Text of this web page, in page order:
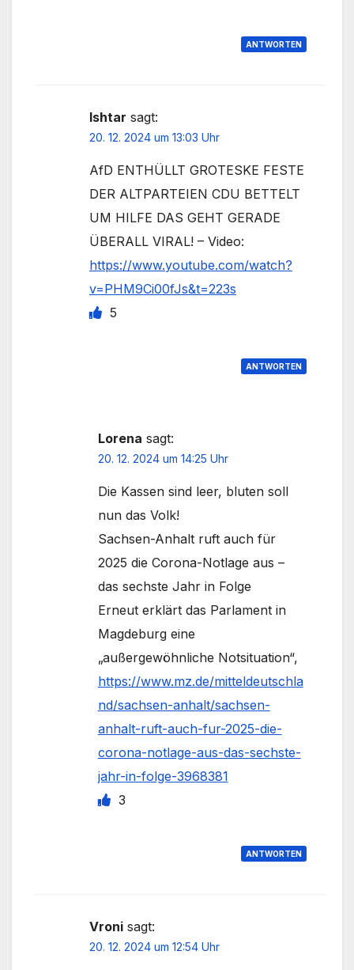
ANTWORTEN
Ishtar sagt:
20. 12. 2024 um 13:03 Uhr
AfD ENTHÜLLT GROTESKE FESTE
DER ALTPARTEIEN CDU BETTELT
UM HILFE DAS GEHT GERADE
ÜBERALL VIRAL! – Video:
https://www.youtube.com/watch?
v=PHM9Ci00fJs&t=223s
5
ANTWORTEN
Lorena sagt:
20. 12. 2024 um 14:25 Uhr
Die Kassen sind leer, bluten soll
nun das Volk!
Sachsen-Anhalt ruft auch für
2025 die Corona-Notlage aus –
das sechste Jahr in Folge
Erneut erklärt das Parlament in
Magdeburg eine
„außergewöhnliche Notsituation“,
https://www.mz.de/mitteldeutschla
nd/sachsen-anhalt/sachsen-
anhalt-ruft-auch-fur-2025-die-
corona-notlage-aus-das-sechste-
jahr-in-folge-3968381
3
ANTWORTEN
Vroni sagt:
20. 12. 2024 um 12:54 Uhr